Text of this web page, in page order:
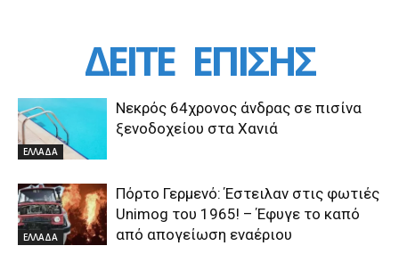
ΔΕΙΤΕ ΕΠΙΣΗΣ
ΕΛΛΑΔΑ
Νεκρός 64χρονος άνδρας σε πισίνα
ξενοδοχείου στα Χανιά
ΕΛΛΑΔΑ
Πόρτο Γερμενό: Έστειλαν στις φωτιές
Unimog του 1965! – Έφυγε το καπό
από απογείωση εναέριου